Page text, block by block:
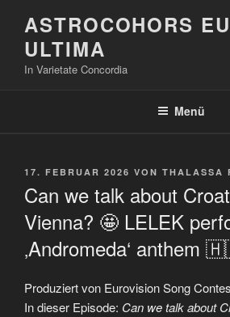
Inhalt
springen
ASTROCOHORS
ULTIMA
In Varietate Concordia
Menü
VERÖFFENTLICHT
17. FEBRUAR 2026 VON THALASSA
Can we talk about
Vienna? 🤩 LELEK
‚Andromeda‘ anthem
Produziert von Eurovision Song
In dieser Episode: Can we talk about